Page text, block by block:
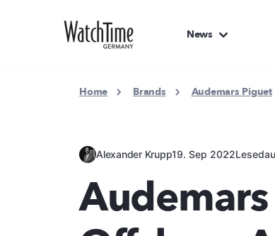
News
Home Brands Audemars Piguet
Alexander Krupp19. Sep 2022